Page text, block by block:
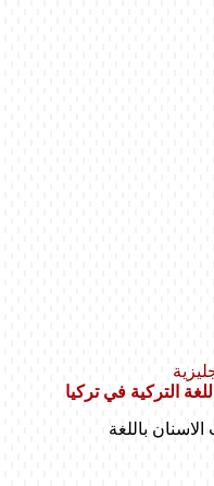
التركية في تركيا
باللغة